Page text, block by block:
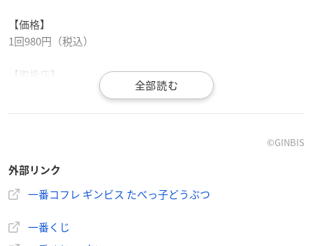
【価格】
1回980円（税込）
【取扱店】
ファミリーマートなど・オンライン
なる場合がございます。なくなり次第終了となります。
※掲載されている内容は予告なく変更する場合がございます。
©GINBIS
外部リンク
一番コフレ ギンビス たべっ子どうぶつ
一番くじ